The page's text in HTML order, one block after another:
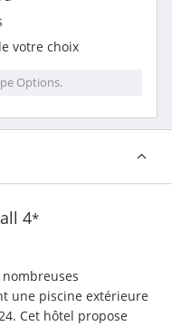
votre choix
Options.
4*
une piscine extérieure
Cet hôtel propose